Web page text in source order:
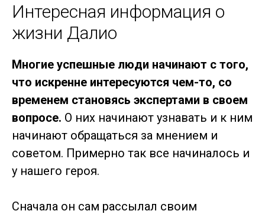
Интересная информация о
жизни Далио
Многие успешные люди начинают с того,
что искренне интересуются чем-то, со
временем становясь экспертами в своем
вопросе. О них начинают узнавать и к ним
начинают обращаться за мнением и
советом. Примерно так все начиналось и
у нашего героя.
Сначала он сам рассылал своим